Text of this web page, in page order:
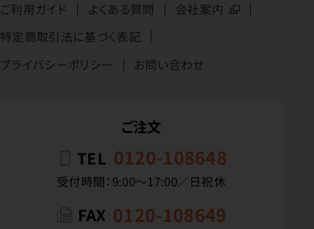
ご利用ガイド よくある質問
会社案内
特定商取引法に基づく表記
プライバシーポリシー
お問い合わせ
ご注文
TEL 0120-108648
受付時間：9:00〜17:00／日祝休
FAX 0120-108649